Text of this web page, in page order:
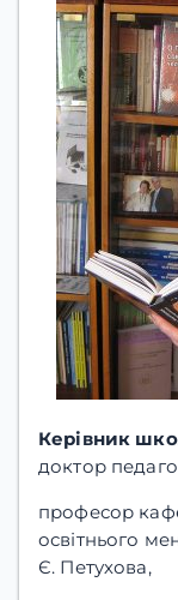
Керівник
доктор
професор
освітнього
Є. Петухова,